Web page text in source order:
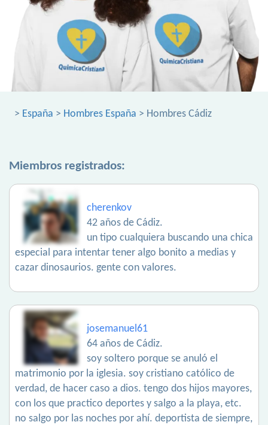
> España > Hombres España > Hombres Cádiz
Miembros registrados:
cherenkov
42 años de Cádiz.
un tipo cualquiera buscando una chica
especial para intentar tener algo bonito a medias y
cazar dinosaurios. gente con valores.
josemanuel61
64 años de Cádiz.
soy soltero porque se anuló el
matrimonio por la iglesia. soy cristiano católico de
verdad, de hacer caso a dios. tengo dos hijos mayores,
con los que practico deportes y salgo a la playa, etc.
no salgo por las noches por ahí. deportista de siempre,